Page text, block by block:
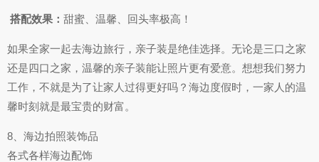
搭配效果： 甜蜜、温馨、回头率极高！
如果全家一起去海边旅行，亲子装是绝佳选择。无论是三口之家
还是四口之家，温馨的亲子装能让照片更有爱意。想想我们努力
工作，不就是为了让家人过得更好吗？海边度假时，一家人的温
馨时刻就是最宝贵的财富。
8、海边拍照装饰品
各式各样海边配饰